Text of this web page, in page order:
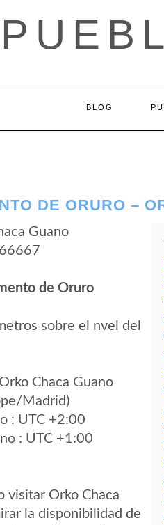
BLOG
DE ORURO –
Guano
de Oruro
sobre el nvel del
Chaca Guano
Madrid)
: UTC +2:00
: UTC +1:00
visitar Orko Chaca
la disponibilidad de